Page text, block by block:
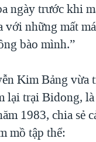
ngày trước khi
với những mất
bào mình.”
Kim Bảng vừa
lại trại Bidong,
1983, chia sẻ
mồ tập thể: